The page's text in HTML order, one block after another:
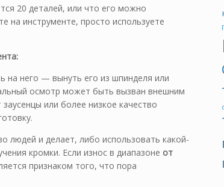
20 деталей, или что его можно
на инструменте, просто используете
на него — вынуть его из шпинделя или
осмотр может быть вызван внешним
или более низкое качество
людей и делает, либо использовать какой-
кромки. Если износ в диапазоне от
признаком того, что пора